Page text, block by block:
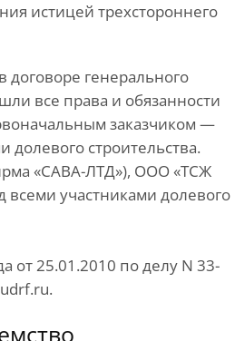
истицей трехстороннего
договоре генерального
все права и обязанности
заказчиком —
строительства.
«САВА-ЛТД»), ООО «ТСЖ
всеми участниками долевого
от 25.01.2010 по делу N 33-